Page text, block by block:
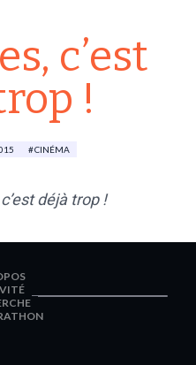
c’est
!
CINÉMA
déjà trop !